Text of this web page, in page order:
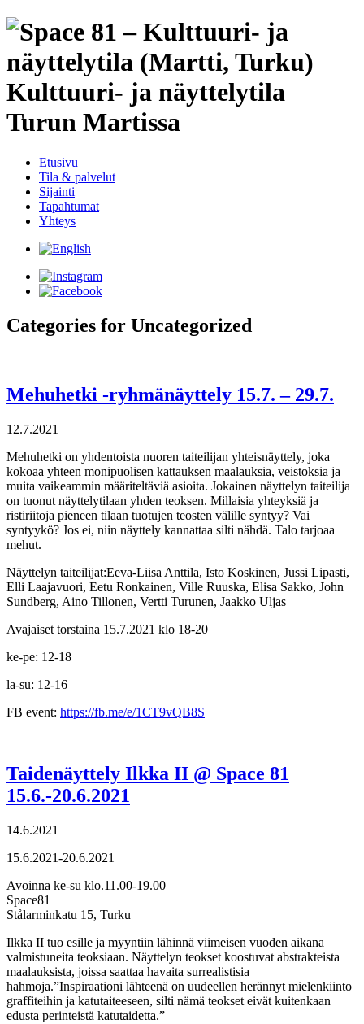
Etusivu
Tila & palvelut
Sijainti
Tapahtumat
Yhteys
Categories for Uncategorized
Mehuhetki -ryhmänäyttely 15.7. – 29.7.
12.7.2021
Mehuhetki on yhdentoista nuoren taiteilijan yhteisnäyttely, joka
kokoaa yhteen monipuolisen kattauksen maalauksia, veistoksia ja
muita vaikeammin määriteltäviä asioita. Jokainen näyttelyn taiteilija
on tuonut näyttelytilaan yhden teoksen. Millaisia yhteyksiä ja
ristiriitoja pieneen tilaan tuotujen teosten välille syntyy? Vai
syntyykö? Jos ei, niin näyttely kannattaa silti nähdä. Talo tarjoaa
mehut.
Näyttelyn taiteilijat:Eeva-Liisa Anttila, Isto Koskinen, Jussi Lipasti,
Elli Laajavuori, Eetu Ronkainen, Ville Ruuska, Elisa Sakko, John
Sundberg, Aino Tillonen, Vertti Turunen, Jaakko Uljas
Avajaiset torstaina 15.7.2021 klo 18-20
ke-pe: 12-18
la-su: 12-16
FB event: https://fb.me/e/1CT9vQB8S
Taidenäyttely Ilkka II @ Space 81
15.6.-20.6.2021
14.6.2021
15.6.2021-20.6.2021
Avoinna ke-su klo.11.00-19.00
Space81
Stålarminkatu 15, Turku
Ilkka II tuo esille ja myyntiin lähinnä viimeisen vuoden aikana
valmistuneita teoksiaan. Näyttelyn teokset koostuvat abstrakteista
maalauksista, joissa saattaa havaita surrealistisia
hahmoja.”Inspiraationi lähteenä on uudeellen herännyt mielenkiinto
graffiteihin ja katutaiteeseen, silti nämä teokset eivät kuitenkaan
edusta perinteistä katutaidetta.”